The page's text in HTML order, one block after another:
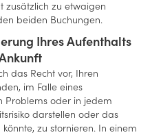
zusätzlich zu etwaigen
beiden Buchungen.
Ihres Aufenthalts
das Recht vor, Ihren
im Falle eines
Problems oder in jedem
darstellen oder das
zu stornieren. In einem